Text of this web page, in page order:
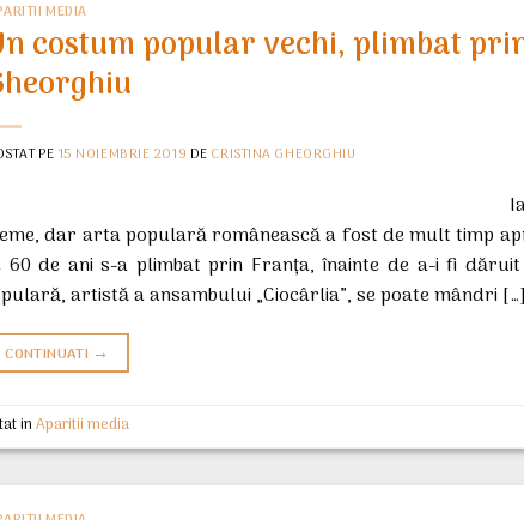
MEDIA
costum popular vechi, plimbat
PE 15 NOIEMBRIE 2019 DE CRISTINA GHEORGHIU
dar arta populară românească a fost de mult timp
60 de ani s-a plimbat prin Franța, înainte de a-i fi
artistă a ansambului „Ciocârlia”, se poate mândri […]
CONTINUATI →
inAparitii media